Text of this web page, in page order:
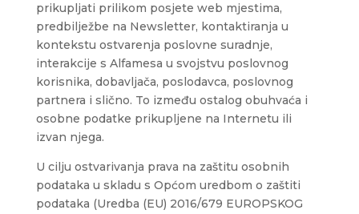
prikupljati prilikom posjete web mjestima,
predbilježbe na Newsletter, kontaktiranja u
kontekstu ostvarenja poslovne suradnje,
interakcije s Alfamesa u svojstvu poslovnog
korisnika, dobavljača, poslodavca, poslovnog
partnera i slično. To između ostalog obuhvaća i
osobne podatke prikupljene na Internetu ili
izvan njega.
U cilju ostvarivanja prava na zaštitu osobnih
podataka u skladu s Općom uredbom o zaštiti
podataka (Uredba (EU) 2016/679 EUROPSKOG